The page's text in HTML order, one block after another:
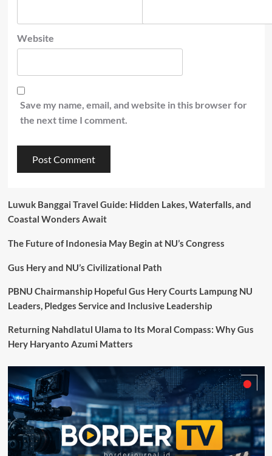
Website
Save my name, email, and website in this browser for
the next time I comment.
Luwuk Banggai Travel Guide: Hidden Lakes, Waterfalls, and
Coastal Wonders Await
The Future of Indonesia May Begin at NU’s Congress
Gus Hery and NU’s Civilizational Path
PBNU Chairmanship Hopeful Gus Hery Courts Lampung NU
Leaders, Pledges Service and Inclusive Leadership
Returning Nahdlatul Ulama to Its Moral Compass: Why Gus
Hery Haryanto Azumi Matters